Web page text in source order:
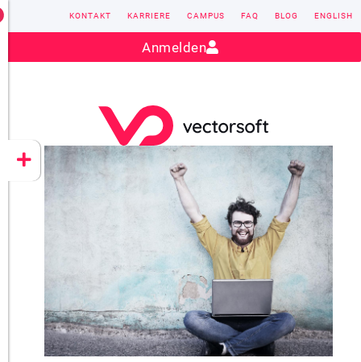
CONZEPT 16
YEET
Kontakt:sales@vectorsoft.de
KONTAKT KARRIERE CAMPUS FAQ BLOG ENGLISH
Anmelden